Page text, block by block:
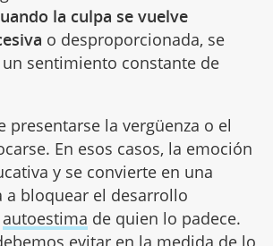
la culpa se vuelve
o desproporcionada, se
sentimiento constante de
presentarse la vergüenza o el
En esos casos, la emoción
y se convierte en una
a bloquear el desarrollo
autoestima de quien lo padece.
evitar en la medida de lo